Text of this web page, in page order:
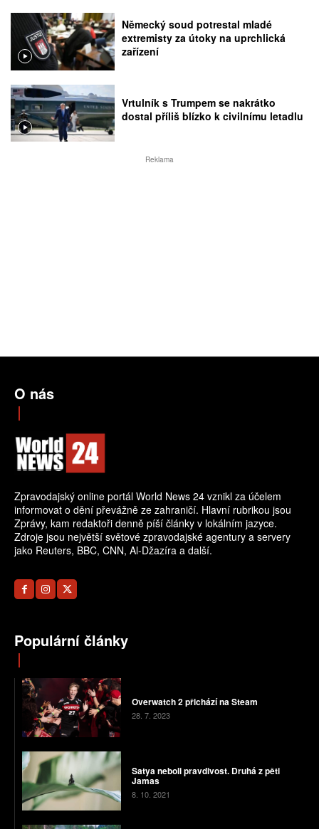
Německý soud potrestal mladé
extremisty za útoky na uprchlická
zařízení
Vrtulník s Trumpem se nakrátko
dostal příliš blízko k civilnímu letadlu
Reklama
O nás
Zpravodajský online portál World News 24 vznikl za účelem
informovat o dění převážně ze zahraničí. Hlavní rubrikou jsou
Zprávy, kam redaktoři denně píší články v lokálním jazyce.
Zdroje jsou největší světové zpravodajské agentury a servery
jako Reuters, BBC, CNN, Al-Džazíra a další.
Populární články
Overwatch 2 přichází na Steam
28. 7. 2023
Satya neboli pravdivost. Druhá z pěti
Jamas
8. 10. 2021